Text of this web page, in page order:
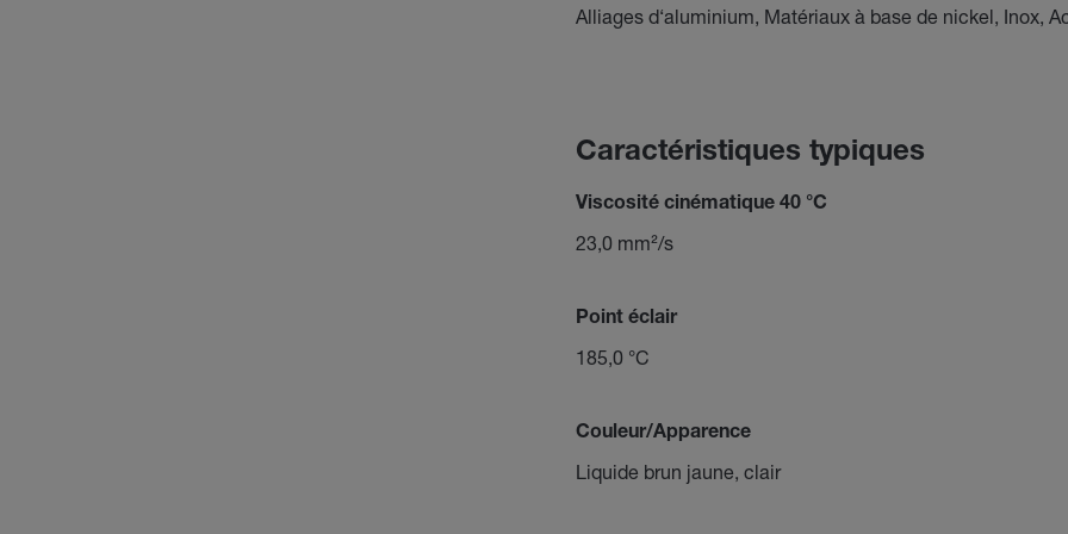
Alliages d‘aluminium, Matériaux à base de nickel, Inox,
Caractéristiques typiques
Viscosité cinématique 40 °C
23,0 mm²/s
Point éclair
185,0 °C
Couleur/Apparence
Liquide brun jaune, clair